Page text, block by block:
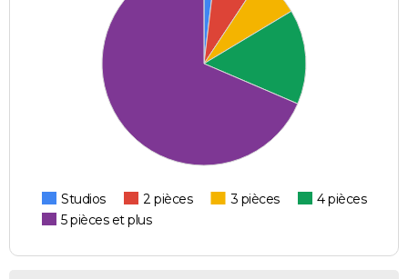
Studios 2 pièces 3 pièces
4 pièces
5 pièces et plus